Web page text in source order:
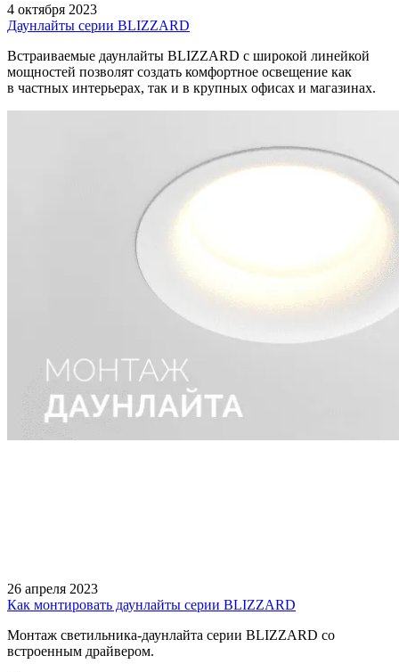
4 октября 2023
Даунлайты серии BLIZZARD
Встраиваемые даунлайты BLIZZARD с широкой линейкой
мощностей позволят создать комфортное освещение как
в частных интерьерах, так и в крупных офисах и магазинах.
26 апреля 2023
Как монтировать даунлайты серии BLIZZARD
Монтаж светильника-даунлайта серии BLIZZARD со
встроенным драйвером.